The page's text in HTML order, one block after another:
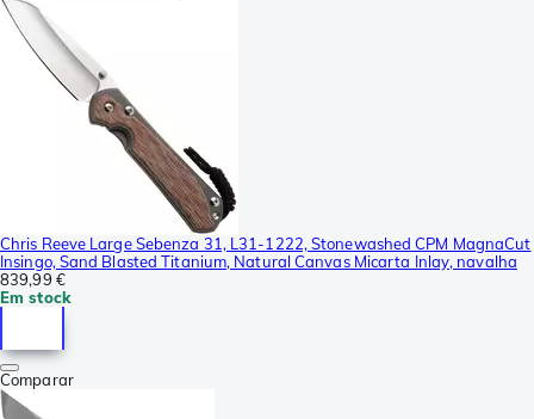
Chris Reeve Large Sebenza 31, L31-1222, Stonewashed CPM MagnaCut
Insingo, Sand Blasted Titanium, Natural Canvas Micarta Inlay, navalha
839,99 €
Em stock
Comparar